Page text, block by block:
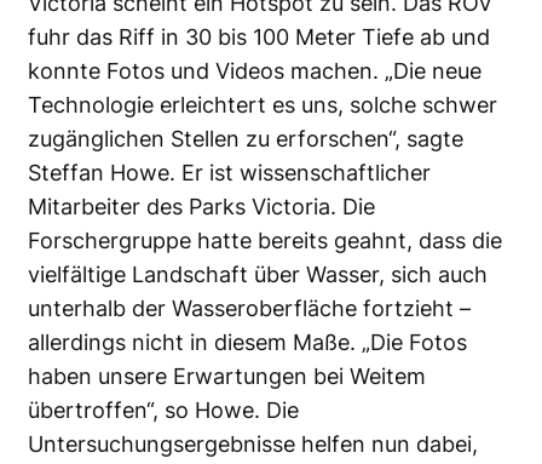
fuhr das Riff in 30 bis 100 Meter Tiefe ab und
konnte Fotos und Videos machen. „Die neue
Technologie erleichtert es uns, solche schwer
zugänglichen Stellen zu erforschen“, sagte
Steffan Howe. Er ist wissenschaftlicher
Mitarbeiter des Parks Victoria. Die
Forschergruppe hatte bereits geahnt, dass die
vielfältige Landschaft über Wasser, sich auch
unterhalb der Wasseroberfläche fortzieht –
allerdings nicht in diesem Maße. „Die Fotos
haben unsere Erwartungen bei Weitem
übertroffen“, so Howe. Die
Untersuchungsergebnisse helfen nun dabei,